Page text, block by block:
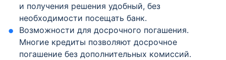
и получения решения удобный, без
необходимости посещать банк.
Возможности для досрочного погашения.
Многие кредиты позволяют досрочное
погашение без дополнительных комиссий.